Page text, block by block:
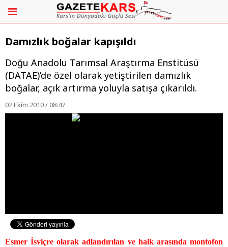
Damızlık boğalar kapışıldı
Doğu Anadolu Tarımsal Araştırma Enstitüsü
(DATAE)’de özel olarak yetiştirilen damızlık
boğalar, açık artırma yoluyla satışa çıkarıldı.
02 Ekim 2010 / 08:47
Esmer İsviçre olarak adlandırılan ve halk arasında montofon